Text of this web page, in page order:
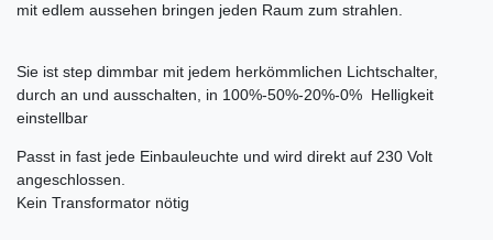
mit edlem aussehen bringen jeden Raum zum strahlen.
Sie ist step dimmbar mit jedem herkömmlichen Lichtschalter,
durch an und ausschalten, in 100%-50%-20%-0% Helligkeit
einstellbar
Passt in fast jede Einbauleuchte und wird direkt auf 230 Volt
angeschlossen.
Kein Transformator nötig